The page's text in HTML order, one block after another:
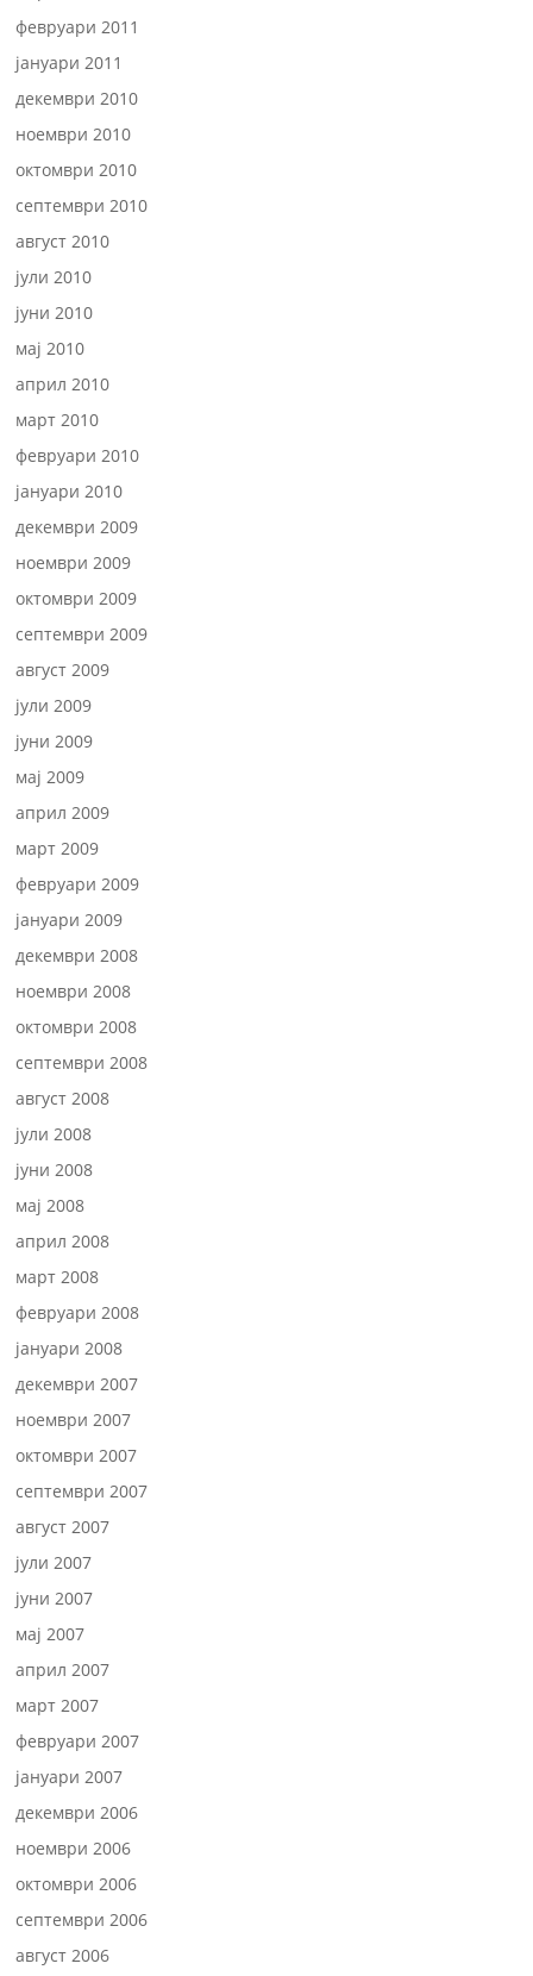
февруари 2011
јануари 2011
декември 2010
ноември 2010
октомври 2010
септември 2010
август 2010
јули 2010
јуни 2010
мај 2010
април 2010
март 2010
февруари 2010
јануари 2010
декември 2009
ноември 2009
октомври 2009
септември 2009
август 2009
јули 2009
јуни 2009
мај 2009
април 2009
март 2009
февруари 2009
јануари 2009
декември 2008
ноември 2008
октомври 2008
септември 2008
август 2008
јули 2008
јуни 2008
мај 2008
април 2008
март 2008
февруари 2008
јануари 2008
декември 2007
ноември 2007
октомври 2007
септември 2007
август 2007
јули 2007
јуни 2007
мај 2007
април 2007
март 2007
февруари 2007
јануари 2007
декември 2006
ноември 2006
октомври 2006
септември 2006
август 2006